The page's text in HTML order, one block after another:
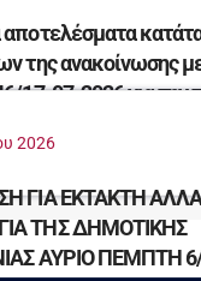
της ανακοίνωσης
17-07-2026 για την
το σχολικό έτος
2026
ΓΙΑ ΕΚΤΑΚΤΗ
ΤΗΣ ΔΗΜΟΤΙΚΗΣ
ΑΥΡΙΟ ΠΕΜΠΤΗ